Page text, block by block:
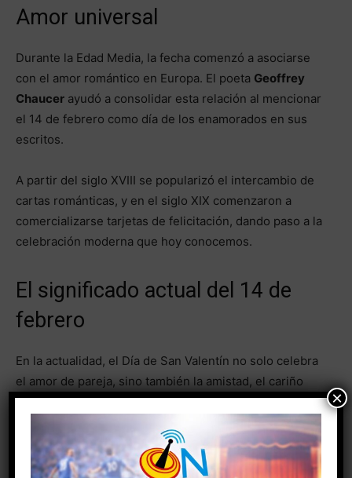
Amor universal
Durante la Edad Media, la fecha comenzó a asociarse
con el amor romántico en Europa. El poeta Geoffrey
Chaucer ayudó a consolidar esta relación al mencionar
el 14 de febrero como día de los enamorados en sus
escritos.
A partir del siglo XVIII se popularizó el intercambio de
cartas románticas, y en el siglo XIX comenzaron a
comercializarse tarjetas de felicitación, dando paso a la
celebración moderna que hoy conocemos.
El significado actual del 14 de
febrero
En la actualidad, el Día de San Valentín no solo celebra
el amor de pareja, sino también la amistad, el cariño
familiar y los lazos afectivos en general. Es una
oportunidad para detener el ritmo cotidiano y recordar
que los pequeños gestos pueden tener un gran
impacto.
×